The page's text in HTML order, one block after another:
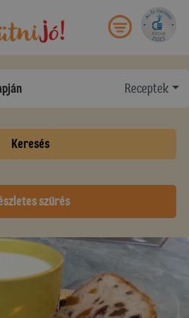
Receptek
Keresés
szűrés